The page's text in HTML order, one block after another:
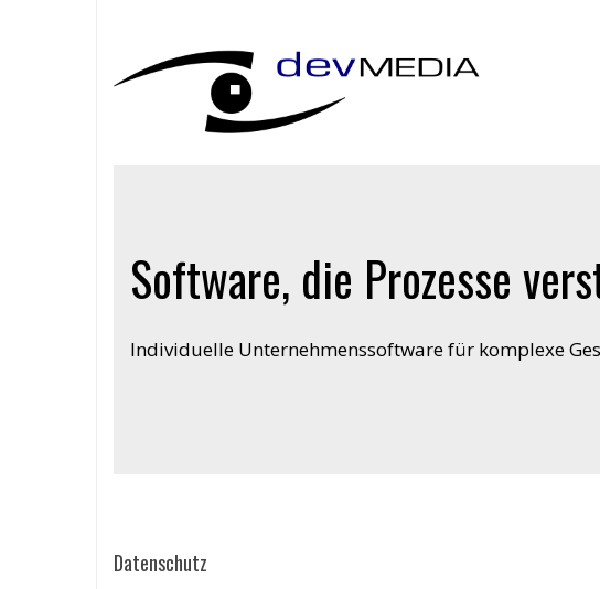
Software, die Prozesse
Individuelle Unternehmenssoftware für komplexe
Datenschutz